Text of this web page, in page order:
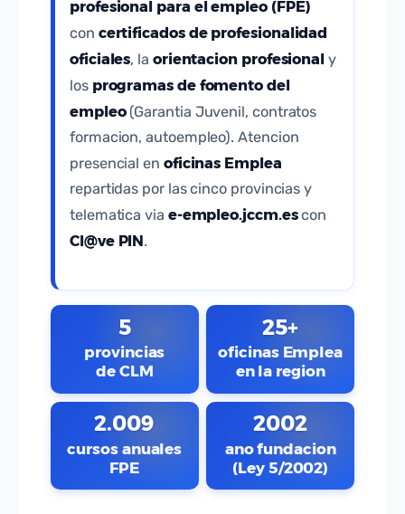
profesional para el empleo (FPE)
con certificados de profesionalidad
oficiales, la orientacion profesional y
los programas de fomento del
empleo(Garantia Juvenil, contratos
formacion, autoempleo). Atencion
presencial en oficinas Emplea
repartidas por las cinco provincias y
telematica via e-empleo.jccm.escon
Cl@ve PIN.
5
provincias
de CLM
25+
oficinas Emplea
en la region
2.009
cursos anuales
FPE
2002
ano fundacion
(Ley 5/2002)